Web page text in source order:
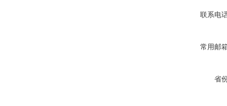
联系电
常用邮
省